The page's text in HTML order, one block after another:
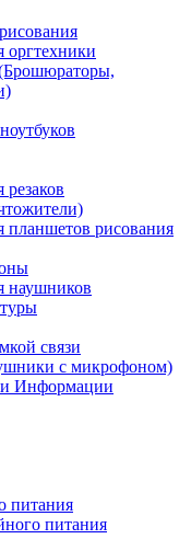
оргтехники
резаков
планшетов рисования
наушников
связи
с микрофоном)
Информации
питания
питания